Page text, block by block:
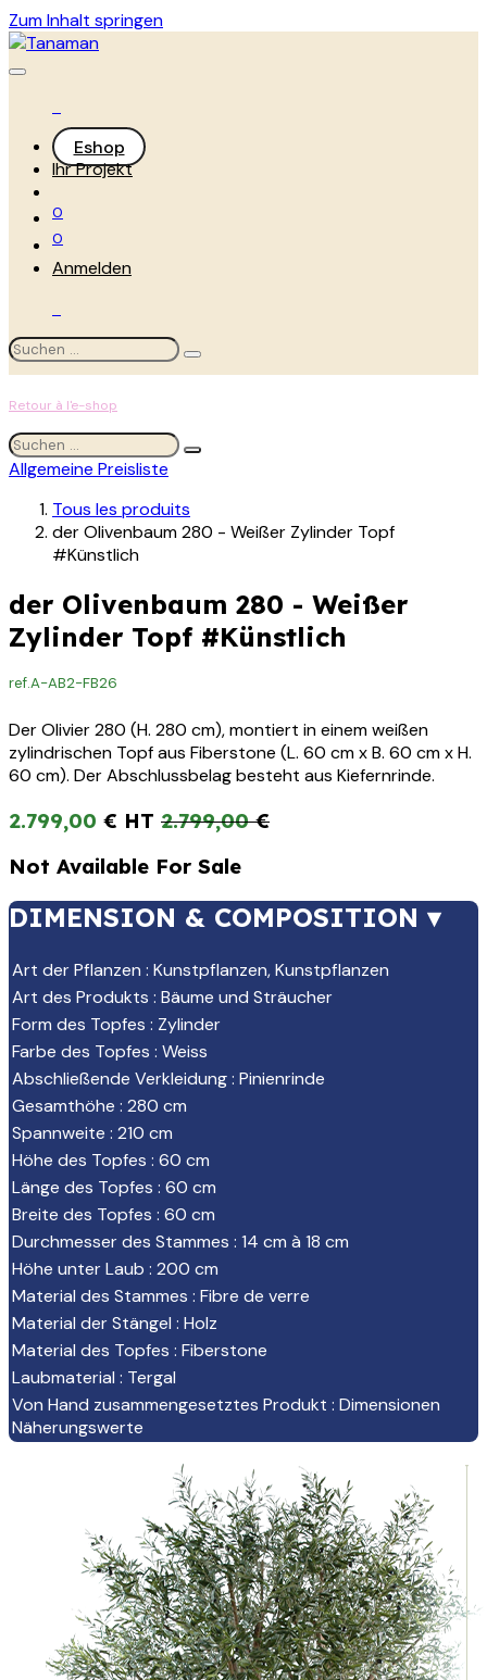
Zum Inhalt springen
Eshop
Ihr Projekt
0
0
Anmelden
Retour à l'e-shop
Allgemeine Preisliste
Tous les produits
der Olivenbaum 280 - Weißer Zylinder Topf
#Künstlich
der Olivenbaum 280 - Weißer
Zylinder Topf #Künstlich
ref.A-AB2-FB26
Der Olivier 280 (H. 280 cm), montiert in einem weißen
zylindrischen Topf aus Fiberstone (L. 60 cm x B. 60 cm x H.
60 cm). Der Abschlussbelag besteht aus Kiefernrinde.
2.799,00 € 2.799,00€
Not Available For Sale
DIMENSION & COMPOSITION ▾
Art der Pflanzen : Kunstpflanzen,Kunstpflanzen
Art des Produkts : Bäume und Sträucher
Form des Topfes : Zylinder
Farbe des Topfes : Weiss
Abschließende Verkleidung: Pinienrinde
Gesamthöhe : 280 cm
Spannweite : 210 cm
Höhe des Topfes : 60 cm
Länge des Topfes : 60 cm
Breite des Topfes : 60 cm
Durchmesser des Stammes : 14 cm à 18 cm
Höhe unter Laub : 200 cm
Material des Stammes : Fibre de verre
Material der Stängel : Holz
Material des Topfes : Fiberstone
Laubmaterial : Tergal
Von Hand zusammengesetztes Produkt : Dimensionen
Näherungswerte